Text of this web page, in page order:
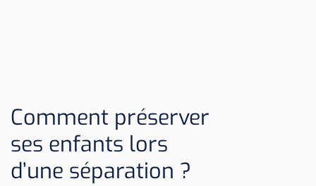
Comment préserver
ses enfants lors
d’une séparation ?